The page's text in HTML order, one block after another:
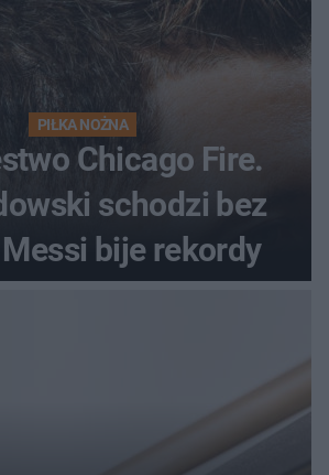
PIŁKA NOŻNA
Chicago Fire.
schodzi bez
bije rekordy